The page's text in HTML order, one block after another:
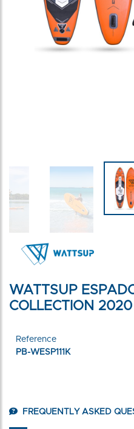
WATTSUP
COLLECTION
Reference
PB-WESP111K
FREQUENTLY ASKED